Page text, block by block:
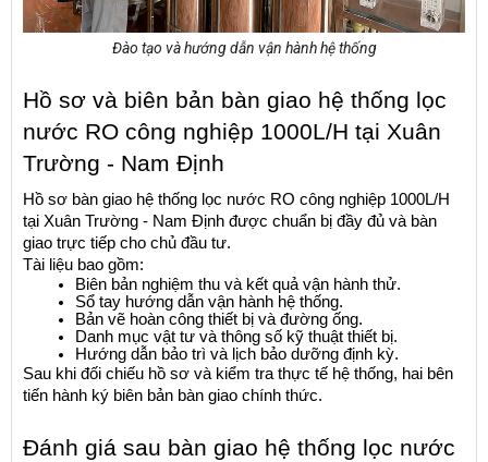
Đào tạo và hướng dẫn vận hành hệ thống
Hồ sơ và biên bản bàn giao hệ thống lọc
nước RO công nghiệp 1000L/H tại Xuân
Trường - Nam Định
Hồ sơ bàn giao hệ thống lọc nước RO công nghiệp 1000L/H
tại Xuân Trường - Nam Định được chuẩn bị đầy đủ và bàn
giao trực tiếp cho chủ đầu tư.
Tài liệu bao gồm:
Biên bản nghiệm thu và kết quả vận hành thử.
Sổ tay hướng dẫn vận hành hệ thống.
Bản vẽ hoàn công thiết bị và đường ống.
Danh mục vật tư và thông số kỹ thuật thiết bị.
Hướng dẫn bảo trì và lịch bảo dưỡng định kỳ.
Sau khi đối chiếu hồ sơ và kiểm tra thực tế hệ thống, hai bên
tiến hành ký biên bản bàn giao chính thức.
Đánh giá sau bàn giao hệ thống lọc nước